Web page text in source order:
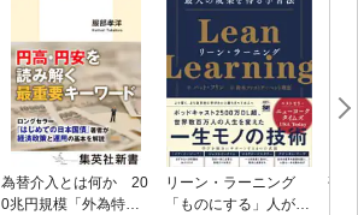
為替介入とは何か 20
0兆円規模「外為特
リーン・ラーニング
「ものにする」人が自
研